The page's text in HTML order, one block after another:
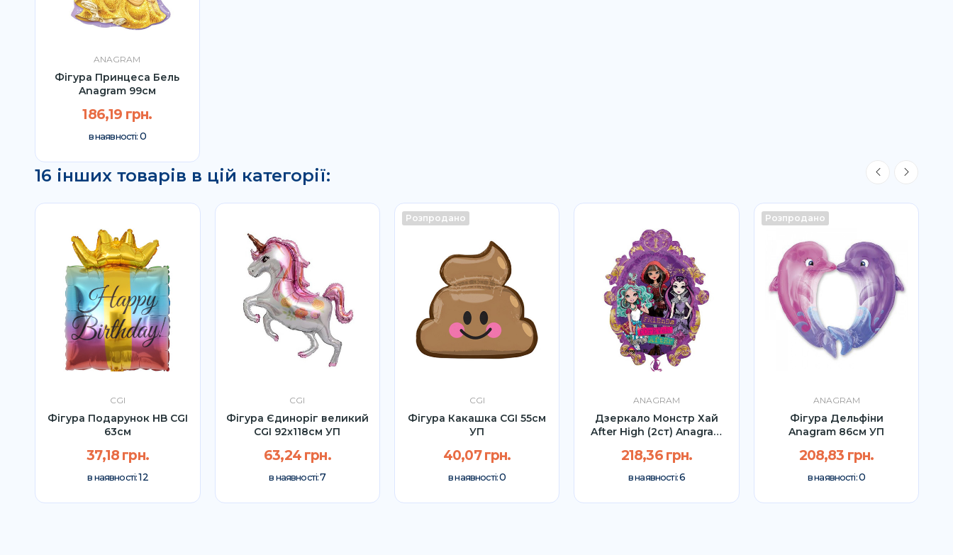
ANAGRAM
Фігура Принцеса Бель
Anagram 99см
186,19 грн.
в наявності: 0
16 інших товарів в цій категорії:
CGI
Фігура Подарунок HB CGI
63см
37,18 грн.
в наявності:12
CGI
Фігура Єдиноріг великий
CGI 92x118см УП
63,24 грн.
в наявності:7
Розпродано
CGI
Фігура Какашка CGI 55см
УП
40,07 грн.
в наявності:0
ANAGRAM
Дзеркало Монстр Хай
After High (2ст) Anagram
218,36 грн.
в наявності:6
Розпродано
ANAGRAM
Фігура Дельфіни
Anagram 86см УП
208,83 грн.
в наявності:0